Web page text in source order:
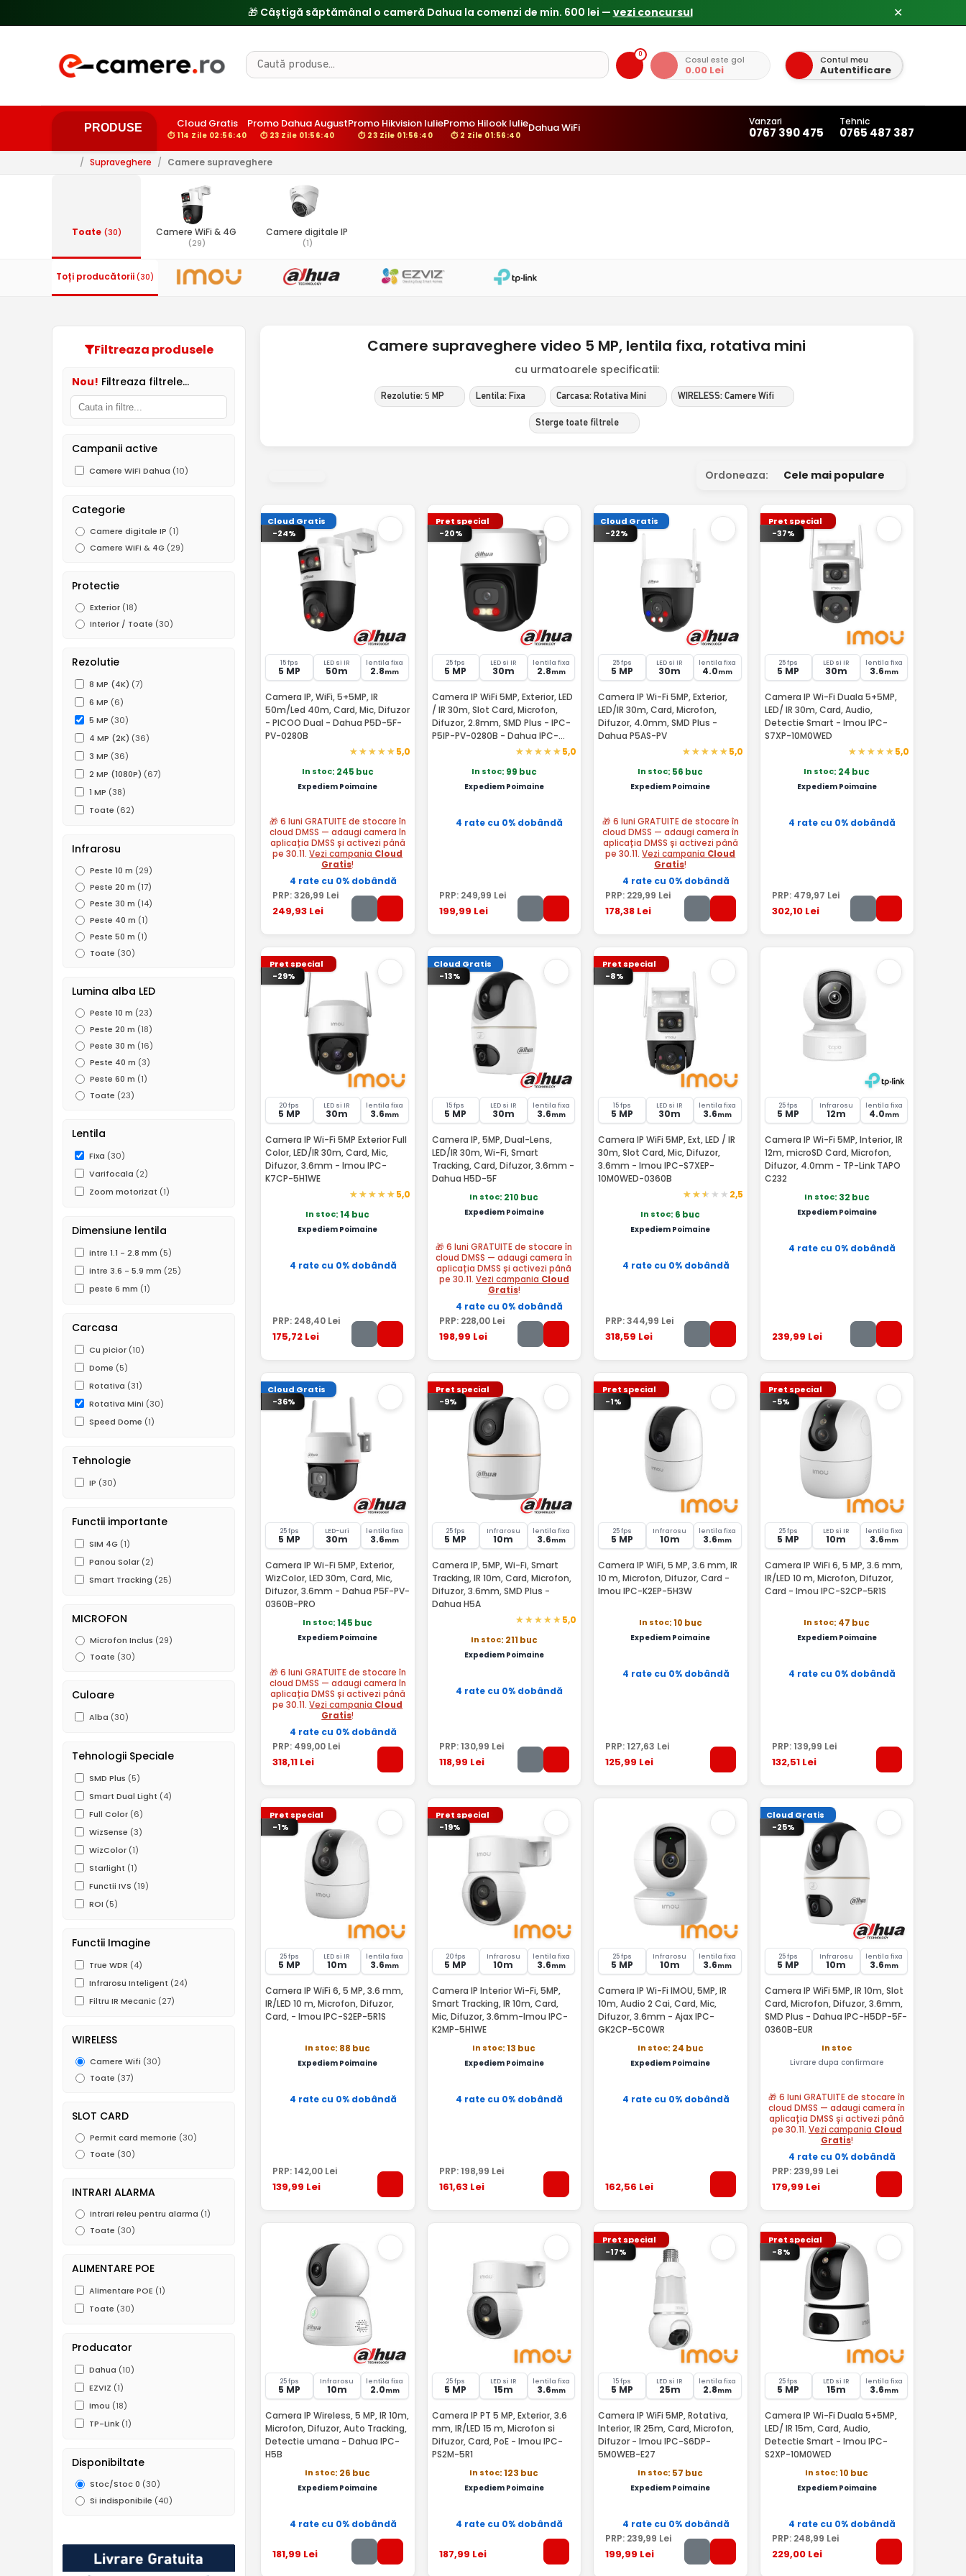
✕
0 Cosul este gol
0.00 Lei
Contul meu
Autentificare
PRODUSE Cloud Gratis
⏱ 114 Zile 02:56:39
Promo Dahua August
⏱ 23 Zile 01:56:39
Promo Hikvision Iulie
⏱ 23 Zile 01:56:39
Promo Hilook Iulie
⏱ 2 Zile 01:56:39
Dahua WiFi Vanzari
0767 390 475
Tehnic
0765 487 387
/ Supraveghere / Camere supraveghere
Toate (30) Camere WiFi & 4G
(29)
Camere digitale IP
(1)
Toți producătorii (30)
Filtreaza produsele
Nou! Filtreaza filtrele...
Campanii active
Camere WiFi Dahua (10)
Categorie
Camere digitale IP (1)
Camere WiFi & 4G (29)
Protectie
Exterior (18)
Interior / Toate (30)
Rezolutie
8 MP (4K) (7)
6 MP (6)
5 MP (30)
4 MP (2K) (36)
3 MP (36)
2 MP (1080P) (67)
1 MP (38)
Toate (62)
Infrarosu
Peste 10 m (29)
Peste 20 m (17)
Peste 30 m (14)
Peste 40 m (1)
Peste 50 m (1)
Toate (30)
Lumina alba LED
Peste 10 m (23)
Peste 20 m (18)
Peste 30 m (16)
Peste 40 m (3)
Peste 60 m (1)
Toate (23)
Lentila
Fixa (30)
Varifocala (2)
Zoom motorizat (1)
Dimensiune lentila
intre 1.1 - 2.8 mm (5)
intre 3.6 - 5.9 mm (25)
peste 6 mm (1)
Carcasa
Cu picior (10)
Dome (5)
Rotativa (31)
Rotativa Mini (30)
Speed Dome (1)
Tehnologie
IP (30)
Functii importante
SIM 4G (1)
Panou Solar (2)
Smart Tracking (25)
MICROFON
Microfon Inclus (29)
Toate (30)
Culoare
Alba (30)
Tehnologii Speciale
SMD Plus (5)
Smart Dual Light (4)
Full Color (6)
WizSense (3)
WizColor (1)
Starlight (1)
Functii IVS (19)
ROI (5)
Functii Imagine
True WDR (4)
Infrarosu Inteligent (24)
Filtru IR Mecanic (27)
WIRELESS
Camere Wifi (30)
Toate (37)
SLOT CARD
Permit card memorie (30)
Toate (30)
INTRARI ALARMA
Intrari releu pentru alarma (1)
Toate (30)
ALIMENTARE POE
Alimentare POE (1)
Toate (30)
Producator
Dahua (10)
EZVIZ (1)
Imou (18)
TP-Link (1)
Disponibiltate
Stoc/Stoc 0 (30)
Si indisponibile (40)
Camere supraveghere video 5 MP, lentila fixa, rotativa mini
cu urmatoarele specificatii:
Rezolutie: 5 MP Lentila: Fixa Carcasa: Rotativa Mini WIRELESS: Camere Wifi
Sterge toate filtrele
Ordoneaza: Cele mai populare
Cloud Gratis
-24%
15 fps
5 MP
LED si IR
50m
lentila fixa
2.8mm
Camera IP, WiFi, 5+5MP, IR
50m/Led 40m, Card, Mic, Difuzor
- PICOO Dual - Dahua P5D-5F-
PV-0280B
5,0
In stoc: 245 buc
Expediem Poimaine
🎁 6 luni GRATUITE de stocare în
cloud DMSS — adaugi camera în
aplicația DMSS și activezi până
pe 30.11.Vezi campania Cloud
Gratis!
4 rate cu 0% dobândă
PRP:326,99 Lei
249,93 Lei
Pret special
-20%
25 fps
5 MP
LED si IR
30m
lentila fixa
2.8mm
Camera IP WiFi 5MP, Exterior, LED
/ IR 30m, Slot Card, Microfon,
Difuzor, 2.8mm, SMD Plus - IPC-
P5IP-PV-0280B - Dahua IPC-
P5IP-PV-0280B-EUR
5,0
In stoc: 99 buc
Expediem Poimaine
4 rate cu 0% dobândă
PRP: 249,99 Lei
199,99 Lei
Cloud Gratis
-22%
25 fps
5 MP
LED si IR
30m
lentila fixa
4.0mm
Camera IP Wi-Fi 5MP, Exterior,
LED/IR 30m, Card, Microfon,
Difuzor, 4.0mm, SMD Plus -
Dahua P5AS-PV
5,0
In stoc: 56 buc
Expediem Poimaine
🎁 6 luni GRATUITE de stocare în
cloud DMSS — adaugi camera în
aplicația DMSS și activezi până
pe 30.11.Vezi campania Cloud
Gratis!
4 rate cu 0% dobândă
PRP: 229,99 Lei
178,38 Lei
Pret special
-37%
25 fps
5 MP
LED si IR
30m
lentila fixa
3.6mm
Camera IP Wi-Fi Duala 5+5MP,
LED/ IR 30m, Card, Audio,
Detectie Smart - Imou IPC-
S7XP-10M0WED
5,0
In stoc: 24 buc
Expediem Poimaine
4 rate cu 0% dobândă
PRP: 479,97 Lei
302,10Lei
Pret special
-29%
20 fps
5 MP
LED si IR
30m
lentila fixa
3.6mm
Camera IP Wi-Fi 5MP Exterior Full
Color, LED/IR 30m, Card, Mic,
Difuzor, 3.6mm - Imou IPC-
K7CP-5H1WE
5,0
In stoc: 14 buc
Expediem Poimaine
4 rate cu 0% dobândă
PRP: 248,40 Lei
175,72 Lei
Cloud Gratis
-13%
15 fps
5 MP
LED si IR
30m
lentila fixa
3.6mm
Camera IP, 5MP, Dual-Lens,
LED/IR 30m, Wi-Fi, Smart
Tracking, Card, Difuzor, 3.6mm -
Dahua H5D-5F
In stoc: 210 buc
Expediem Poimaine
🎁 6 luni GRATUITE de stocare în
cloud DMSS — adaugi camera în
aplicația DMSS și activezi până
pe 30.11. Vezi campania Cloud
Gratis!
4 rate cu 0% dobândă
PRP: 228,00Lei
198,99 Lei
Pret special
-8%
15 fps
5 MP
LED si IR
30m
lentila fixa
3.6mm
Camera IP WiFi 5MP, Ext, LED / IR
30m, Slot Card, Mic, Difuzor,
3.6mm - Imou IPC-S7XEP-
10M0WED-0360B
2,5
In stoc: 6 buc
Expediem Poimaine
4 rate cu 0% dobândă
PRP:344,99 Lei
318,59 Lei
25 fps
5 MP
Infrarosu
12m
lentila fixa
4.0mm
Camera IP Wi-Fi 5MP, Interior, IR
12m, microSD Card, Microfon,
Difuzor, 4.0mm - TP-Link TAPO
C232
In stoc: 32 buc
Expediem Poimaine
4 rate cu 0% dobândă
239,99 Lei
Cloud Gratis
-36%
25 fps
5 MP
LED-uri
30m
lentila fixa
3.6mm
Camera IP Wi-Fi 5MP, Exterior,
WizColor, LED 30m, Card, Mic,
Difuzor, 3.6mm - Dahua P5F-PV-
0360B-PRO
In stoc: 145 buc
Expediem Poimaine
🎁 6 luni GRATUITE de stocare în
cloud DMSS — adaugi camera în
aplicația DMSS și activezi până
pe 30.11.Vezi campania Cloud
Gratis!
4 rate cu 0% dobândă
PRP: 499,00 Lei
318,11 Lei
Pret special
-9%
25 fps
5 MP
Infrarosu
10m
lentila fixa
3.6mm
Camera IP, 5MP, Wi-Fi, Smart
Tracking, IR 10m, Card, Microfon,
Difuzor, 3.6mm, SMD Plus -
Dahua H5A
5,0
In stoc: 211 buc
Expediem Poimaine
4 rate cu 0% dobândă
PRP: 130,99 Lei
118,99 Lei
Pret special
-1%
25 fps
5 MP
Infrarosu
10m
lentila fixa
3.6mm
Camera IP WiFi, 5 MP, 3.6 mm, IR
10 m, Microfon, Difuzor, Card -
Imou IPC-K2EP-5H3W
In stoc: 10 buc
Expediem Poimaine
4 rate cu 0% dobândă
PRP: 127,63 Lei
125,99 Lei
Pret special
-5%
25 fps
5 MP
LED si IR
10m
lentila fixa
3.6mm
Camera IP WiFi 6, 5 MP, 3.6 mm,
IR/LED 10 m, Microfon, Difuzor,
Card - Imou IPC-S2CP-5R1S
In stoc: 47 buc
Expediem Poimaine
4 rate cu 0% dobândă
PRP: 139,99 Lei
132,51Lei
Pret special
-1%
25 fps
5 MP
LED si IR
10m
lentila fixa
3.6mm
Camera IP WiFi 6, 5 MP, 3.6 mm,
IR/LED 10 m, Microfon, Difuzor,
Card, - Imou IPC-S2EP-5R1S
In stoc: 88 buc
Expediem Poimaine
4 rate cu 0% dobândă
PRP: 142,00 Lei
139,99 Lei
Pret special
-19%
20 fps
5 MP
Infrarosu
10m
lentila fixa
3.6mm
Camera IP Interior Wi-Fi, 5MP,
Smart Tracking, IR 10m, Card,
Mic, Difuzor, 3.6mm-Imou IPC-
K2MP-5H1WE
In stoc: 13 buc
Expediem Poimaine
4 rate cu 0% dobândă
PRP: 198,99 Lei
161,63Lei
25 fps
5 MP
Infrarosu
10m
lentila fixa
3.6mm
Camera IP Wi-Fi IMOU, 5MP, IR
10m, Audio 2 Cai, Card, Mic,
Difuzor, 3.6mm - Ajax IPC-
GK2CP-5C0WR
In stoc: 24 buc
Expediem Poimaine
4 rate cu 0% dobândă
162,56 Lei
Cloud Gratis
-25%
25 fps
5 MP
Infrarosu
10m
lentila fixa
3.6mm
Camera IP WiFi 5MP, IR 10m, Slot
Card, Microfon, Difuzor, 3.6mm,
SMD Plus - Dahua IPC-H5DP-5F-
0360B-EUR
In stoc
Livrare dupa confirmare
🎁 6 luni GRATUITE de stocare în
cloud DMSS — adaugi camera în
aplicația DMSS și activezi până
pe 30.11. Vezi campania Cloud
Gratis!
4 rate cu 0% dobândă
PRP: 239,99 Lei
179,99 Lei
25 fps
5 MP
Infrarosu
10m
lentila fixa
2.0mm
Camera IP Wireless, 5 MP, IR 10m,
Microfon, Difuzor, Auto Tracking,
Detectie umana - Dahua IPC-
H5B
In stoc: 26 buc
Expediem Poimaine
4 rate cu 0% dobândă
181,99 Lei
25 fps
5 MP
LED si IR
15m
lentila fixa
3.6mm
Camera IP PT 5 MP, Exterior, 3.6
mm, IR/LED 15 m, Microfon si
Difuzor, Card, PoE - Imou IPC-
PS2M-5R1
In stoc: 123 buc
Expediem Poimaine
4 rate cu 0% dobândă
187,99 Lei
Pret special
-17%
15 fps
5 MP
LED si IR
25m
lentila fixa
2.8mm
Camera IP WiFi 5MP, Rotativa,
Interior, IR 25m, Card, Microfon,
Difuzor - Imou IPC-S6DP-
5M0WEB-E27
In stoc: 57 buc
Expediem Poimaine
4 rate cu 0% dobândă
PRP: 239,99 Lei
199,99 Lei
Pret special
-8%
25 fps
5 MP
LED si IR
15m
lentila fixa
3.6mm
Camera IP Wi-Fi Duala 5+5MP,
LED/ IR 15m, Card, Audio,
Detectie Smart - Imou IPC-
S2XP-10M0WED
In stoc: 10 buc
Expediem Poimaine
4 rate cu 0% dobândă
PRP: 248,99 Lei
229,00Lei